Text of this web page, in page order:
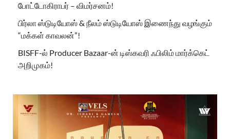
போட்டோகிராபர் – விமர்சனம்!
பிர்லா ஸ்டுடியோஸ் & நீலம் ஸ்டுடியோஸ் இணைந்து வழங்கும்
“மக்கள் காவலன்”!
BISFF-ல் Producer Bazaar-ன் டிஸ்கவரி ஃபிலிம் மார்க்கெட்
அறிமுகம்!